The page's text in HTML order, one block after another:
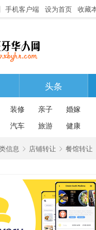
手机客户端 设为首页 收藏
头条
装修 亲子
婚嫁
汽车 旅游 健康
信息 店铺转让
›
餐馆转让